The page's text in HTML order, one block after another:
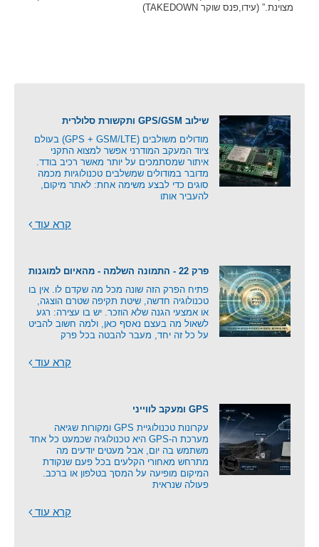
מצוינת.” (עידו,פנס שוקר TAKEDOWN)
שילוב GPS/GSM ותקשורת סלולרית
מודולים משולבים (GPS + GSM/LTE) בעולם
ציוד המעקב המודרני אפשר למצוא התקני
איתור שמסתמכים על יותר מאשר רכיב בודד.
מדובר במודולים שמשלבים טכנולוגיות מכמה
סוגים כדי לבצע משימה אחת: לאתר מיקום,
להעביר אותו
קרא עוד
פרק 22 - התמונה השלמה - מהאיום למוגנות
פתיח הפרק הזה שונה מכל מה שקדם לו. אין בו
טכנולוגיה חדשה, שיטת תקיפה שטרם הוצגה,
או אמצעי הגנה שלא הוזכר. יש בו עצירה: רגע
לשאול מה בעצם נאסף כאן, ולמה חשוב להביט
על כל זה יחד, מעבר להבטה בכל פרק
קרא עוד
GPS ומעקב לווייני
עקרונות טכנולוגיית GPS ומקורות שגיאה
מערכת ה-GPS היא טכנולוגיה שכמעט כל אחד
משתמש בה יום, אבל מעטים יודעים מה
מתרחש מאחורי הקלעים בכל פעם שנקודת
המיקום מופיעה על המסך בטלפון או ברכב.
פעולה שנראית
קרא עוד